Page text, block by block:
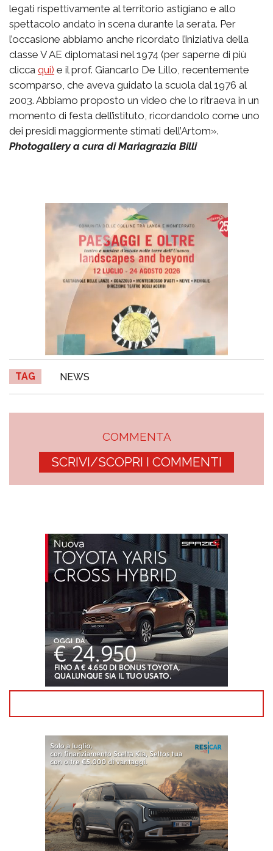
legati rispettivamente al territorio astigiano e allo
spettacolo andato in scena durante la serata. Per
l’occasione abbiamo anche ricordato l’iniziativa della
classe V AE diplomatasi nel 1974 (per saperne di più
clicca qui) e il prof. Giancarlo De Lillo, recentemente
scomparso, che aveva guidato la scuola dal 1976 al
2003. Abbiamo proposto un video che lo ritraeva in un
momento di festa dell’istituto, ricordandolo come uno
dei presidi maggiormente stimati dell’Artom».
Photogallery a cura di Mariagrazia Billi
TAG NEWS
COMMENTA
SCRIVI/SCOPRI I COMMENTI